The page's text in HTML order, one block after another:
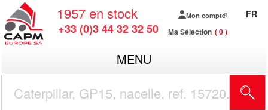
1957 en stock
+33 (0)3 44 32 32 50
Mon compte
Ma Sélection 0
FR
MENU